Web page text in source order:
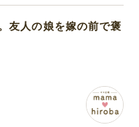
友人の娘を嫁の前で褒